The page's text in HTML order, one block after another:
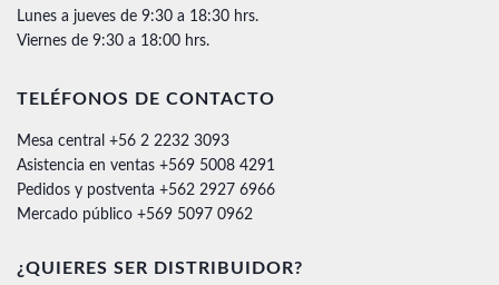
Lunes a jueves de 9:30 a 18:30 hrs.
Viernes de 9:30 a 18:00 hrs.
TELÉFONOS DE CONTACTO
Mesa central +56 2 2232 3093
Asistencia en ventas +569 5008 4291
Pedidos y postventa +562 2927 6966
Mercado público +569 5097 0962
¿QUIERES SER DISTRIBUIDOR?